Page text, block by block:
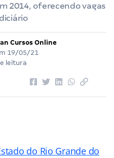
2014, oferecendo vagas
Cursos Online
19/05/21
leitura
do Rio Grande do